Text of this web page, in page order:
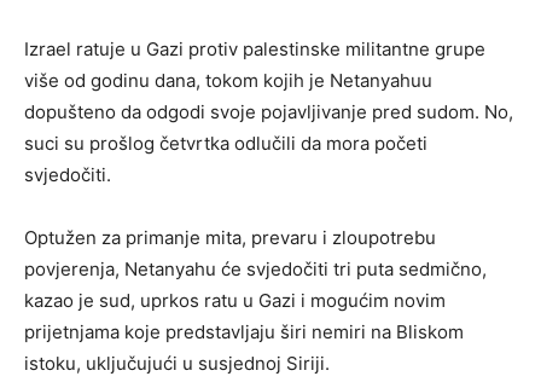
Izrael ratuje u Gazi protiv palestinske militantne grupe
više od godinu dana, tokom kojih je Netanyahuu
dopušteno da odgodi svoje pojavljivanje pred sudom. No,
suci su prošlog četvrtka odlučili da mora početi
svjedočiti.
Optužen za primanje mita, prevaru i zloupotrebu
povjerenja, Netanyahu će svjedočiti tri puta sedmično,
kazao je sud, uprkos ratu u Gazi i mogućim novim
prijetnjama koje predstavljaju širi nemiri na Bliskom
istoku, uključujući u susjednoj Siriji.